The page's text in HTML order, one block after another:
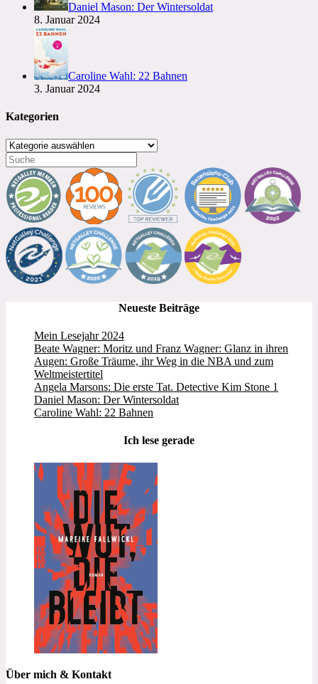
Daniel Mason: Der Wintersoldat
8. Januar 2024
Caroline Wahl: 22 Bahnen
3. Januar 2024
Kategorien
Kategorien
Neueste Beiträge
Mein Lesejahr 2024
Beate Wagner: Moritz und Franz Wagner: Glanz in ihren
Augen: Große Träume, ihr Weg in die NBA und zum
Weltmeistertitel
Angela Marsons: Die erste Tat. Detective Kim Stone 1
Daniel Mason: Der Wintersoldat
Caroline Wahl: 22 Bahnen
Ich lese gerade
Über mich & Kontakt